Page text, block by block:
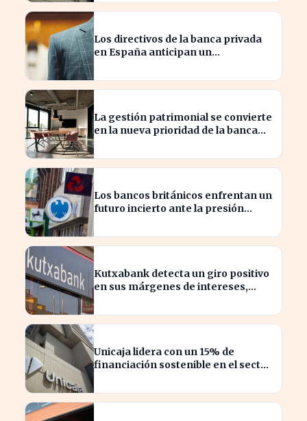
Los directivos de la banca privada
en España anticipan un
La gestión patrimonial se convierte
en la nueva prioridad de la banca
Los bancos británicos enfrentan un
futuro incierto ante la presión
Kutxabank detecta un giro positivo
en sus márgenes de intereses,
Unicaja lidera con un 15% de
financiación sostenible en el sector